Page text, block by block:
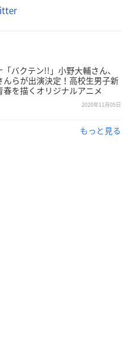
スやセンチミリメンタルが
スト公開!
「バクテン!!」小野大輔さん、
んらが出演決定！高校生男子新
春を描くオリジナルアニメ
2020年11月05日
もっと見る